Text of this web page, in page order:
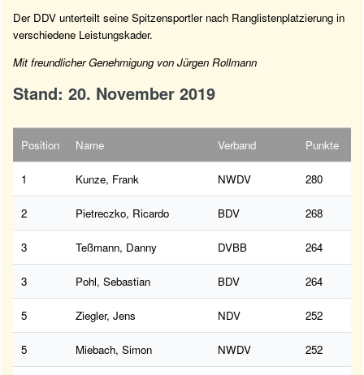
Der DDV unterteilt seine Spitzensportler nach Ranglistenplatzierung in
verschiedene Leistungskader.
Mit freundlicher Genehmigung von Jürgen Rollmann
Stand: 20. November 2019
Position Name Verband Punkte
1 Kunze, Frank NWDV 280
2 Pietreczko, Ricardo BDV 268
3 Teßmann, Danny DVBB 264
3 Pohl, Sebastian BDV 264
5 Ziegler, Jens NDV 252
5 Miebach, Simon NWDV 252